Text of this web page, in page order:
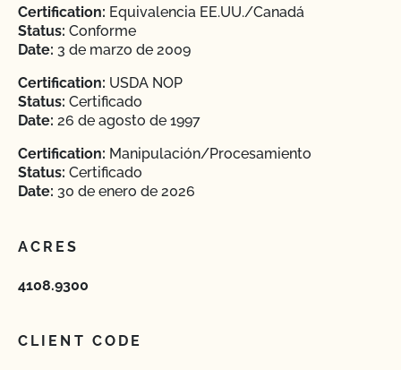
Certification: Equivalencia EE.UU./Canadá
Status: Conforme
Date: 3 de marzo de 2009
Certification: USDA NOP
Status: Certificado
Date: 26 de agosto de 1997
Certification: Manipulación/Procesamiento
Status: Certificado
Date: 30 de enero de 2026
ACRES
4108.9300
CLIENT CODE